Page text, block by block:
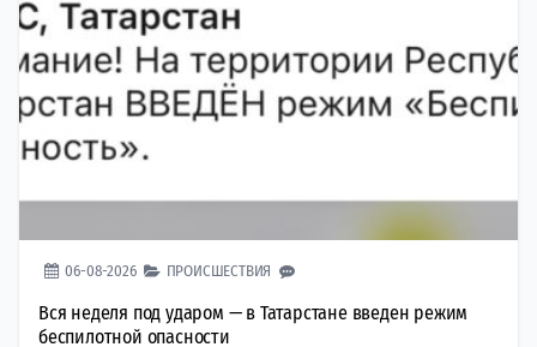
06-08-2026 ПРОИСШЕСТВИЯ
Вся неделя под ударом — в Татарстане введен режим
беспилотной опасности